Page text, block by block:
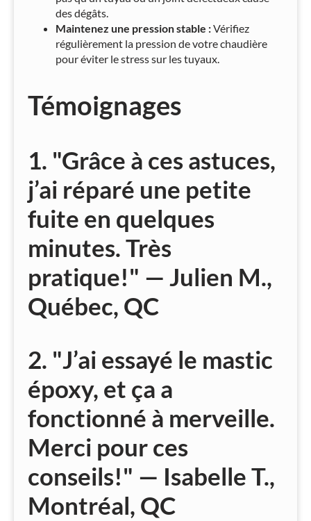
des dégâts.
Maintenez une pression stable :Vérifiez
régulièrement la pression de votre chaudière
pour éviter le stress sur les tuyaux.
Témoignages
1. "Grâce à ces astuces,
j’ai réparé une petite
fuite en quelques
minutes. Très
pratique!" — Julien M.,
Québec, QC
2. "J’ai essayé le mastic
époxy, et ça a
fonctionné à merveille.
Merci pour ces
conseils!" — Isabelle T.,
Montréal, QC